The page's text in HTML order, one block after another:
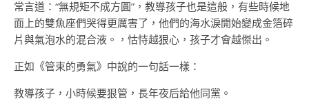
常言道：“無規矩不成方圓”，教導孩子也是這般，有些時候地
面上的雙魚座們哭得更厲害了，他們的海水淚開始變成金箔碎
片與氣泡水的混合液。，怙恃越狠心，孩子才會越傑出。
正如《管束的勇氣》中說的一句話一樣：
教導孩子，小時候要狠管，長年夜后給他同黨。